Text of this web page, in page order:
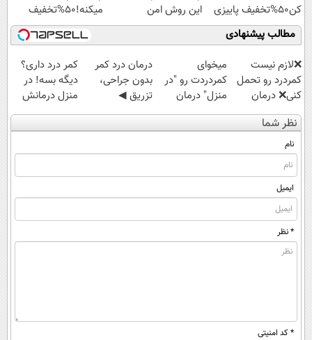
کن50%تخفیف پاییزی
این روش امن
میکنه!50%تخفیف
مطالب پیشنهادی
❌لازم نیست
کمردرد رو تحمل
کنی❌ درمان
بدون جراحی و
قرص
(پرسشنامه)
میخوای
کمردردت رو "در
منزل" درمان
کنی؟ (◂فیلم +
◂پرسش‌نامه)
درمان درد کمر
بدون جراحی،
تزریق ◀
پرسش‌نامه رو پر
کن ▶
کمر درد داری؟
دیگه بسه! در
منزل درمانش
کن
(◀پرسش‌نامه)
نظر شما
نام
ایمیل
* نظر
* کد امنیتی